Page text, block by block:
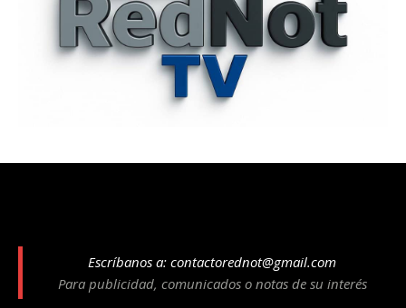
Escríbanos a: contactorednot@gmail.com
Para publicidad, comunicados o notas de su interés